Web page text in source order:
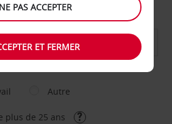
DATE DE RETOUR
Autre
plus de 25 ans
NE PAS ACCEPTER
ET FERMER